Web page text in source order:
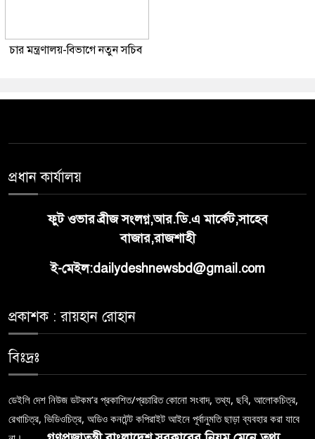
চার মন্ত্রণালয়-বিভাগে নতুন সচিব
প্রধান কার্যালয়
ফুট ওভার ব্রীজ সংলগ্ন,আর.ডি.এ মার্কেট,সাহেব
বাজার,রাজশাহী
ই-মেইল:dailydeshnewsbd@gmail.com
প্রকাশক : রায়হান রোহান
বিঃদ্রঃ
ডেইলি দেশ নিউজ ডটকম’র প্রকাশিত/প্রচারিত কোনো সংবাদ, তথ্য, ছবি, আলোকচিত্র,
রেখাচিত্র, ভিডিওচিত্র, অডিও কনটেন্ট কপিরাইট আইনে পূর্বানুমতি ছাড়া ব্যবহার করা যাবে